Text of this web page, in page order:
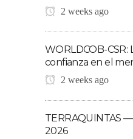
2 weeks ago
WORLDCOB-CSR:
confianza en el
2 weeks ago
TERRAQUINTAS
2026